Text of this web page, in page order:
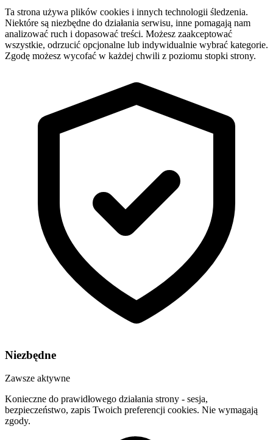
Ta strona używa plików cookies i innych technologii śledzenia.
Niektóre są niezbędne do działania serwisu, inne pomagają nam
analizować ruch i dopasować treści. Możesz zaakceptować
wszystkie, odrzucić opcjonalne lub indywidualnie wybrać kategorie.
Zgodę możesz wycofać w każdej chwili z poziomu stopki strony.
Niezbędne
Zawsze aktywne
Konieczne do prawidłowego działania strony - sesja,
bezpieczeństwo, zapis Twoich preferencji cookies. Nie wymagają
zgody.